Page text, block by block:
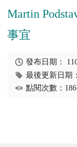
Martin
事宜
發布日期：
最後更新日期
點閱次數：